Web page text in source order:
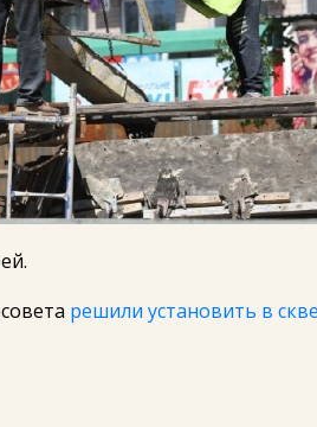
решили установить в